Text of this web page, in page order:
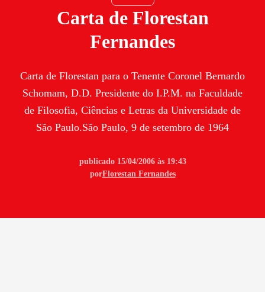
Carta de Florestan
Fernandes
Carta de Florestan para o Tenente Coronel Bernardo
Schomam, D.D. Presidente do I.P.M. na Faculdade
de Filosofia, Ciências e Letras da Universidade de
São Paulo.São Paulo, 9 de setembro de 1964
publicado 15/04/2006 às 19:43
porFlorestan Fernandes